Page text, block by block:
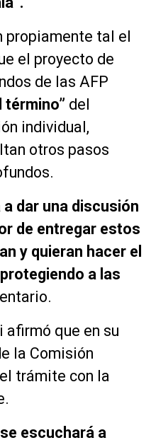
propiamente tal el
el proyecto de
de las AFP
término” del
individual,
otros pasos
dar una discusión
de entregar estos
y quieran hacer el
a las
afirmó que en su
la Comisión
trámite con la
escuchará a